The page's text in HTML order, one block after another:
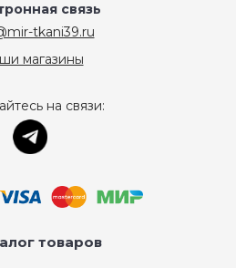
связь
tkani39.ru
магазины
на связи:
товаров